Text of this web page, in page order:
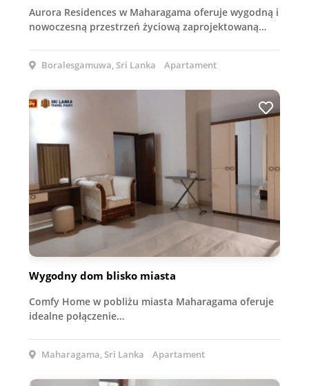
Aurora Residences w Maharagama oferuje wygodną i
nowoczesną przestrzeń życiową zaprojektowaną…
Boralesgamuwa, Sri Lanka Apartament
Wygodny dom blisko miasta
Comfy Home w pobliżu miasta Maharagama oferuje
idealne połączenie…
Maharagama, Sri Lanka Apartament